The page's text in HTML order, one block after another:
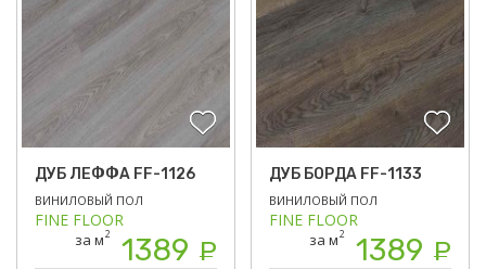
ДУБ ЛЕФФА FF-1126
ВИНИЛОВЫЙ ПОЛ
FINE FLOOR
за м2 1389 Р
ДУБ БОРДА FF-1133
ВИНИЛОВЫЙ ПОЛ
FINE FLOOR
за м2 1389 Р